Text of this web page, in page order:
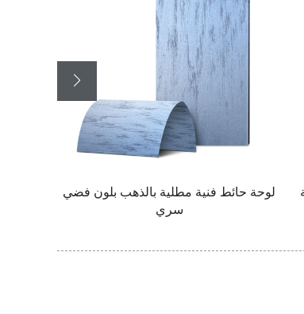
لوحة حائط فنية مطلية بالذهب بلون
السلمون